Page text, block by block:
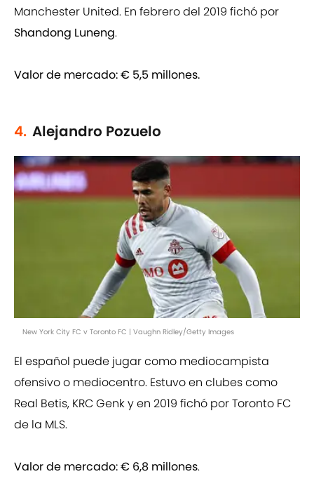
Manchester United. En febrero del 2019 fichó por
Shandong Luneng.
Valor de mercado:€ 5,5 millones.
4. Alejandro Pozuelo
New York City FC v Toronto FC | Vaughn Ridley/Getty Images
El español puede jugar como mediocampista
ofensivo o mediocentro. Estuvo en clubes como
Real Betis, KRC Genk y en 2019 fichó por Toronto FC
de la MLS.
Valor de mercado:€ 6,8 millones.